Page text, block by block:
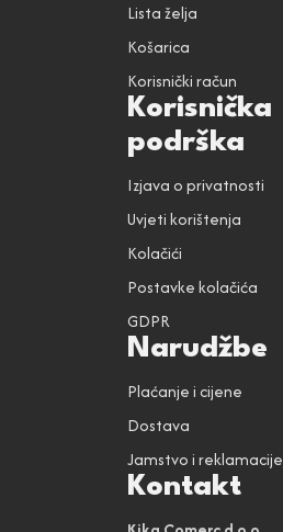
Lista želja
Košarica
Korisnički račun
Korisnička
podrška
Izjava o privatnosti
Uvjeti korištenja
Kolačići
Postavke kolačića
GDPR
Narudžbe
Plaćanje i cijene
Dostava
Jamstvo i reklamacije
Kontakt